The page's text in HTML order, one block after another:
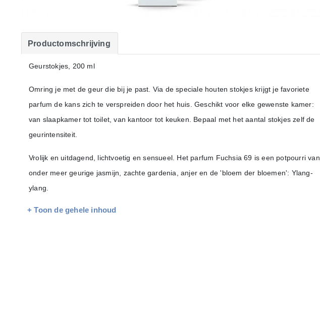
Productomschrijving
Geurstokjes, 200 ml
Omring je met de geur die bij je past. Via de speciale houten stokjes krijgt je favoriete
parfum de kans zich te verspreiden door het huis. Geschikt voor elke gewenste kamer:
van slaapkamer tot toilet, van kantoor tot keuken. Bepaal met het aantal stokjes zelf de
geurintensiteit.
Vrolijk en uitdagend, lichtvoetig en sensueel. Het parfum Fuchsia 69 is een potpourri van
onder meer geurige jasmijn, zachte gardenia, anjer en de 'bloem der bloemen': Ylang-
ylang.
+ Toon de gehele inhoud